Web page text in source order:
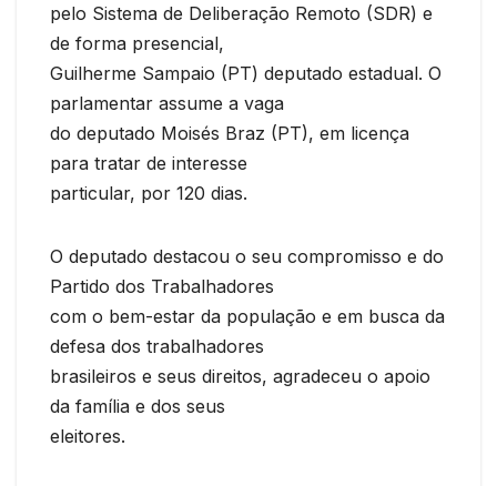
pelo Sistema de Deliberação Remoto (SDR) e
de forma presencial,
Guilherme Sampaio (PT) deputado estadual. O
parlamentar assume a vaga
do deputado Moisés Braz (PT), em licença
para tratar de interesse
particular, por 120 dias.
O deputado destacou o seu compromisso e do
Partido dos Trabalhadores
com o bem-estar da população e em busca da
defesa dos trabalhadores
brasileiros e seus direitos, agradeceu o apoio
da família e dos seus
eleitores.